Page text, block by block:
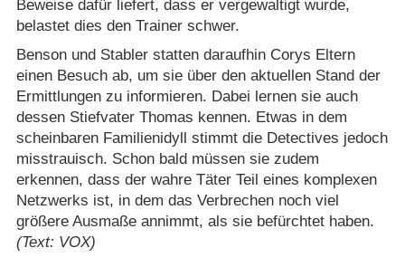
Beweise dafür liefert, dass er vergewaltigt wurde,
belastet dies den Trainer schwer.
Benson und Stabler statten daraufhin Corys Eltern
einen Besuch ab, um sie über den aktuellen Stand der
Ermittlungen zu informieren. Dabei lernen sie auch
dessen Stiefvater Thomas kennen. Etwas in dem
scheinbaren Familienidyll stimmt die Detectives jedoch
misstrauisch. Schon bald müssen sie zudem
erkennen, dass der wahre Täter Teil eines komplexen
Netzwerks ist, in dem das Verbrechen noch viel
größere Ausmaße annimmt, als sie befürchtet haben.
(Text: VOX)